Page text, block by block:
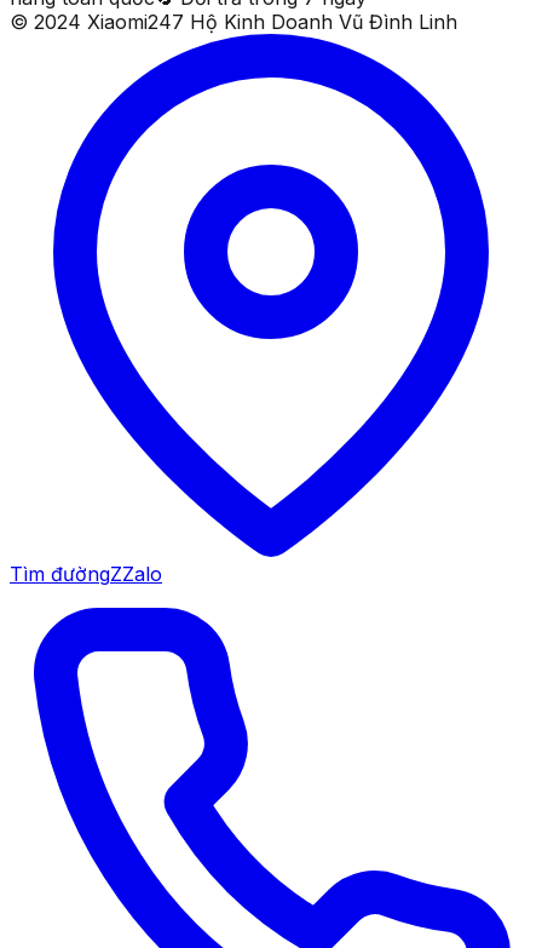
© 2024 Xiaomi247 Hộ Kinh Doanh Vũ Đình Linh
Tìm đườngZZalo